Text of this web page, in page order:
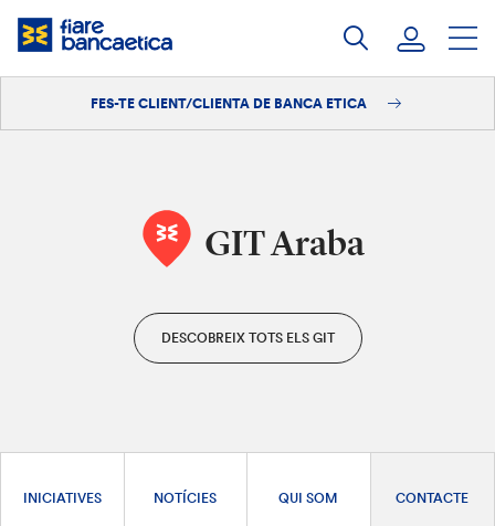
Salta
Iniciar sessióFES-TE CLIENT/CLIENTA DE BANCA ETICA
GIT Araba
DESCOBREIX TOTS ELS GIT
INICIATIVES NOTÍCIES QUI SOM CONTACTE